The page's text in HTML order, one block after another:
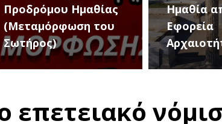
Ημαθία από την
Εφορεία
Αρχαιοτήτων
σήμερα
για μια
μουσική
επετειακό